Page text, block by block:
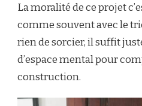
La moralité de ce projet
comme souvent avec le
rien de sorcier, il suffit
d’espace mental pour
construction.